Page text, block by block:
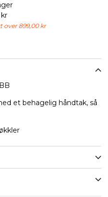
et behagelig håndtak, så
over 899,00 kr